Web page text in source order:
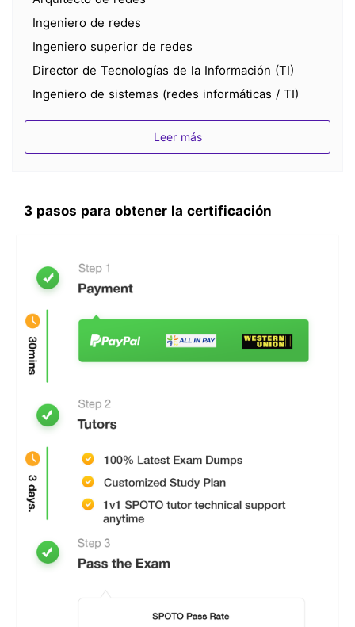
Ingeniero de redes
Ingeniero superior de redes
Director de Tecnologías de la Información (TI)
Ingeniero de sistemas (redes informáticas / TI)
pregunta 100% exacta
SPOTO proporciona preguntas de prueba reales
múltiple, preguntas de arrastrar y soltar, preguntas
Certificado por expertos en certificación
informática
Todos los exámenes de práctica de CCNA
collaboration tienen respuestas precisas y están
verificados por un equipo de expertos en
certificación de TI que han estudiado la
certificación CCNA collaboration durante al menos
16 años.
El último examen de volcado / prueba práctica
Después de la compra, nos aseguraremos de que
usted obtenga materiales de examen actualizados
y completos para aprobar su examen.
Sistema de práctica de pruebas de simulación
Si nunca ha realizado un examen de colaboración
simulacros de examen pueden ayudarle a
Leer más
3 pasos para obtener la certificación